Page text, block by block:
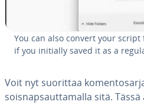
You can also convert your
if you initially saved it as a
Voit nyt suorittaa
sois­nap­saut­ta­mal­la sitä.